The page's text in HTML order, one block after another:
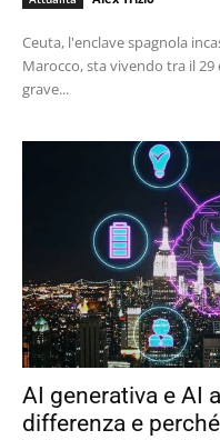
Ceuta, l'enclave spagnola
Marocco, sta vivendo tra il 29
grave...
AI generativa e AI
differenza e